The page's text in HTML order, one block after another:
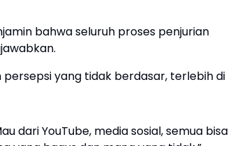
bahwa seluruh proses penjurian
yang tidak berdasar, terlebih di
dari YouTube, media sosial, semua bisa